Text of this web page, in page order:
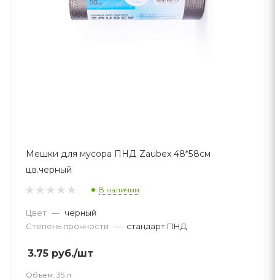
Мешки для мусора ПНД Zaubex 48*58см
цв.черный
В наличии
Цвет — черный
Степень прочности — стандарт ПНД
3.75 руб./шт
Объем: 35 л